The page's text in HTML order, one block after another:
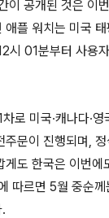
이 공개된 것은 이
애플 워치는 미국
시 01분부터 사용
로 미국∙캐나다∙영
주문이 진행되며,
게도 한국은 이번에
따르면 5월 중순